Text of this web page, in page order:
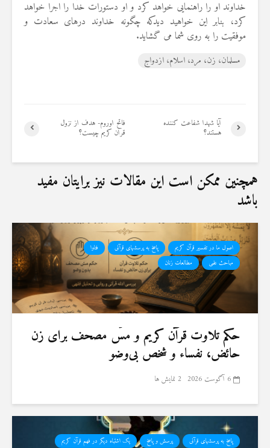
خداوند او را راهنمایی خواهد کرد و او دستورات خدا را اجرا خواهد
کرد، بنابر این خواهید دیدکه چگونه خداوند درهای سعادت و
موفقیت را به روی شما می گشاید.
مسلمان، زن، مرد، اسلام، ازدواج
فاتح اوروم- هدف از نزول
قران کریم چیست؟
آیا شهدا شفاعت کننده
هستند؟
همچنین ممکن است این مقالات نیز برایتان مفید
باشد
اصول ما در تفسیر قرآن کریم پاسخ به پرسشهای قرآنی
فتاوا
مباحث علمی
مطالعات زنان
حكم تلاوت قرآن كريم و مسّ مصحف برای زن
حائض، نفساء و شخص بی‌وضو
6 آگوست 2026 2 نمایش ها
پاسخ به پرسشهای قرآنی پرسش و پاسخ یک اشتباه دیگر در فهم قرآن کریم
19 جولای 2026
36 نمایش ها